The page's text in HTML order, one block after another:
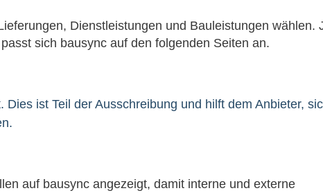
Dienstleistungen und Bauleistungen wählen.
sich bausync auf den folgenden Seiten an.
Dies ist Teil der Ausschreibung und hilft dem Anbieter,
auf bausync angezeigt, damit interne und externe